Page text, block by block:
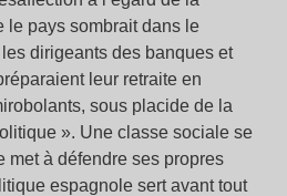
le pays sombrait dans le
dirigeants des banques et
leur retraite en
sous placide de la
». Une classe sociale se
met à défendre ses propres
espagnole sert avant tout